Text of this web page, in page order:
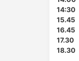
14:30
15.45
16.45
17.30
18.30